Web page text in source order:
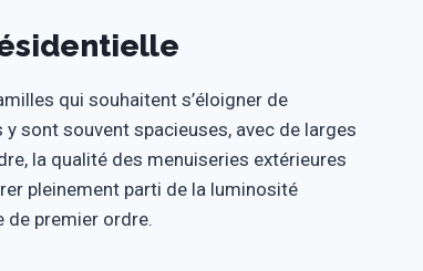
qui souhaitent s’éloigner de
sont souvent spacieuses, avec de larges
la qualité des menuiseries extérieures
pleinement parti de la luminosité
de premier ordre.